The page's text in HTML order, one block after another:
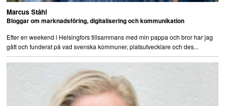
Marcus Ståhl
Bloggar om marknadsföring, digitalisering och kommunikation
Efter en weekend i Helsingfors tillsammans med min pappa och bror har jag
gått och funderat på vad svenska kommuner, platsutvecklare och des...